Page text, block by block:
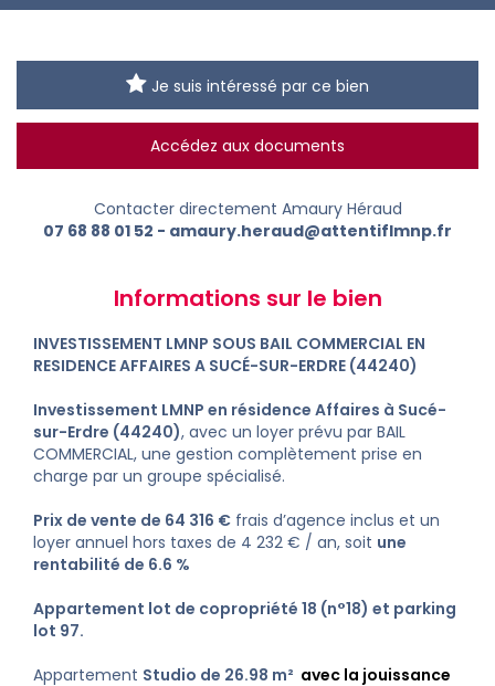
Je suis intéressé par ce bien
Accédez aux documents
Contacter directement Amaury Héraud
07 68 88 01 52 - amaury.heraud@attentiflmnp.fr
Informations sur le bien
INVESTISSEMENT LMNP SOUS BAIL COMMERCIAL EN
RESIDENCE AFFAIRES A SUCÉ-SUR-ERDRE (44240)
Investissement LMNP en résidence Affaires à Sucé-
sur-Erdre (44240), avec un loyer prévu par BAIL
COMMERCIAL, une gestion complètement prise en
charge par un groupe spécialisé.
Prix de vente de 64 316 € frais d’agence inclus et un
loyer annuel hors taxes de 4 232 € / an, soit une
rentabilité de 6.6 %
Appartement lot de copropriété 18 (n°18) et parking
lot 97.
Appartement Studio de 26.98 m² avec la jouissance